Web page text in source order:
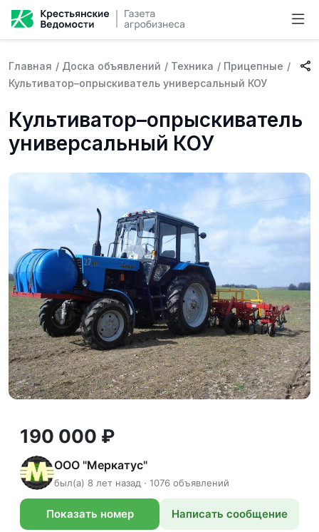
Главная / Доска объявлений / Техника / Прицепные /
Культиватор–опрыскиватель универсальный КОУ
Культиватор–опрыскиватель
универсальный КОУ
190 000 ₽
ООО "Меркатус"
был(а) 8 лет назад · 1076 объявлений
Показать номер Написать сообщение